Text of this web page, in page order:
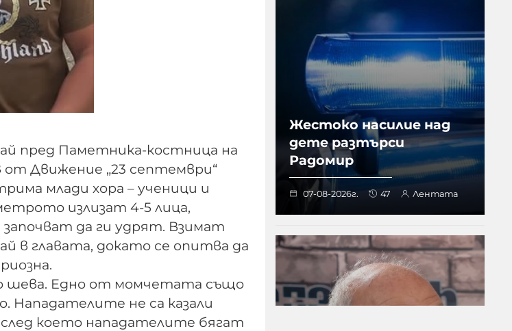
пред Паметника-костница на
от Движение „23 септември“
млади хора – ученици и
излизат 4-5 лица,
да ги удрят. Взимат
в главата, докато се опитва да
шева. Едно от момчетата също
Нападателите не са казали
което нападателите бягат
Жестоко насилие над
дете разтърси
Радомир
07-08-2026г. 47 Лентата